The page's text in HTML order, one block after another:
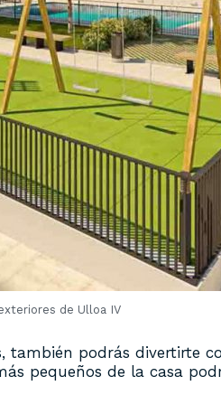
de Ulloa IV
también podrás divertirte
pequeños de la casa